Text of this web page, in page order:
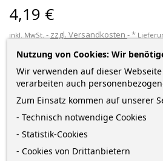
4,19 €
inkl. MwSt. zzgl. Versandkosten *
IN DEN WARENKORB
Auf Lager
Nutzung von Cookies: Wir
Wir verwenden auf dieser Webseite
verarbeiten auch
Zum Einsatz kommen auf unserer
- Technisch notwendige Cookies
- Statistik-Cookies
- Cookies von Drittanbietern